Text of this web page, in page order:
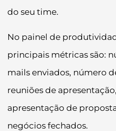
do seu time.
No painel de
principais métricas são:
mails enviados, número
reuniões de
apresentação de
negócios fechados.